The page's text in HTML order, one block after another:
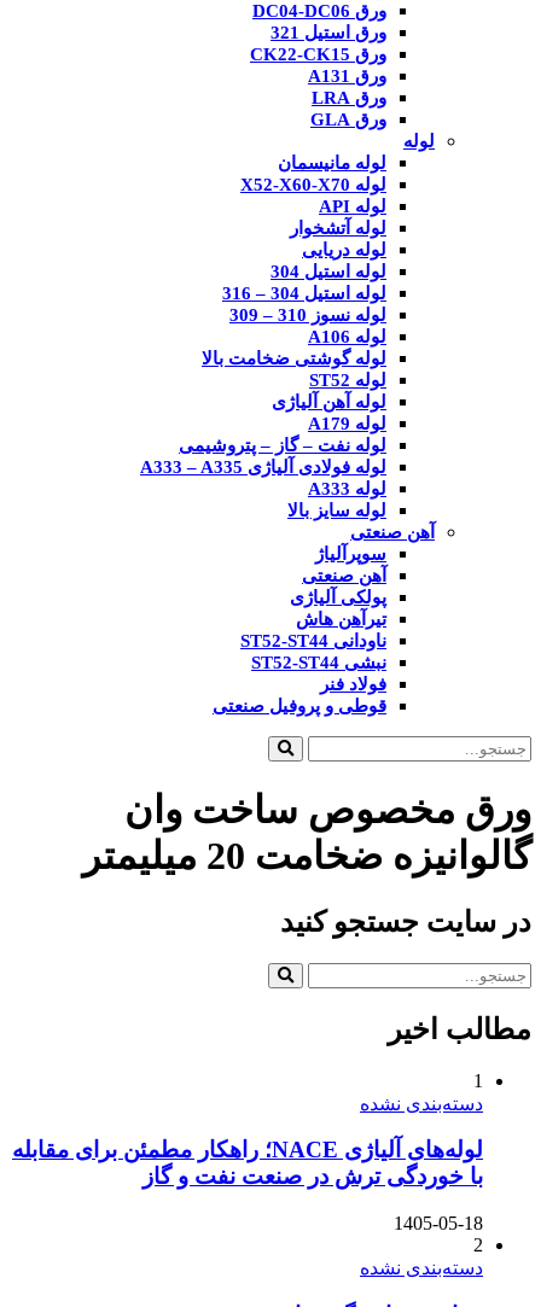
ورق DC04-DC06
ورق استیل 321
ورق CK22-CK15
ورق A131
ورق LRA
ورق GLA
لوله
لوله مانیسمان
لوله X52-X60-X70
لوله API
لوله آتشخوار
لوله دریایی
لوله استیل 304
لوله استیل 304 – 316
لوله نسوز 310 – 309
لوله A106
لوله گوشتی ضخامت بالا
لوله ST52
لوله آهن آلیاژی
لوله A179
لوله نفت – گاز – پتروشیمی
لوله فولادی آلیاژی A333 – A335
لوله A333
لوله سایز بالا
آهن صنعتی
سوپرآلیاژ
آهن صنعتی
پولکی آلیاژی
تیرآهن هاش
ناودانی ST52-ST44
نبشی ST52-ST44
فولاد فنر
قوطی و پروفیل صنعتی
ورق مخصوص ساخت وان
گالوانیزه ضخامت 20 میلیمتر
در سایت جستجو کنید
مطالب اخیر
1
دسته‌بندی نشده
لوله‌های آلیاژی NACE؛ راهکار مطمئن برای مقابله
با خوردگی ترش در صنعت نفت و گاز
1405-05-18
2
دسته‌بندی نشده